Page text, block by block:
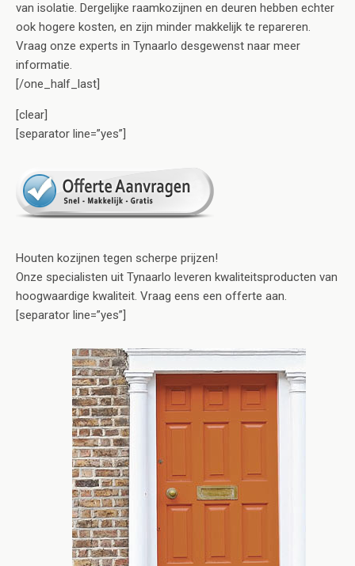
van isolatie. Dergelijke raamkozijnen en deuren hebben echter
ook hogere kosten, en zijn minder makkelijk te repareren.
Vraag onze experts in Tynaarlo desgewenst naar meer
informatie.
[/one_half_last]
[clear]
[separator line=”yes”]
Houten kozijnen tegen scherpe prijzen!
Onze specialisten uit Tynaarlo leveren kwaliteitsproducten van
hoogwaardige kwaliteit. Vraag eens een offerte aan.
[separator line=”yes”]